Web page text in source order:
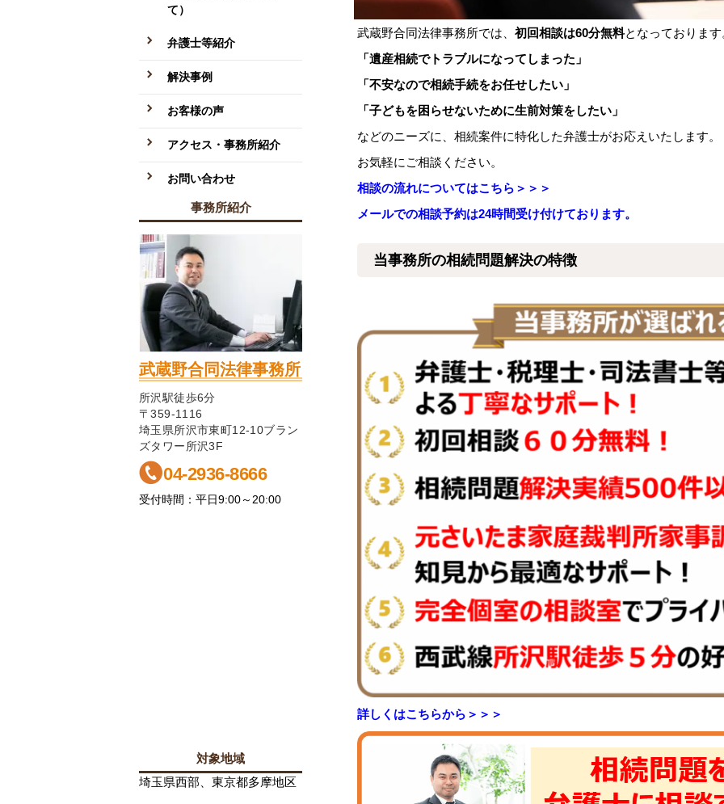
武蔵野合同法律事務所では、 初回相談は60分無料となっております
「遺産相続でトラブルになってしまった」
「不安なので相続手続をお任せしたい」
「子どもを困らせないために生前対策をしたい」
などのニーズに、相続案件に特化した弁護士がお応えいたします。
お気軽にご相談ください。
相談の流れについてはこちら＞＞＞
メールでの相談予約は24時間受け付けております。
当事務所の相続問題解決の特徴
詳しくはこちらから＞＞＞
て）
弁護士等紹介
解決事例
お客様の声
アクセス・事務所紹介
お問い合わせ
事務所紹介
武蔵野合同法律事務所
所沢駅徒歩6分
〒359-1116
埼玉県所沢市東町12-10ブラン
ズタワー所沢3F
04-2936-8666
受付時間：平日9:00～20:00
対象地域
埼玉県西部、東京都多摩地区